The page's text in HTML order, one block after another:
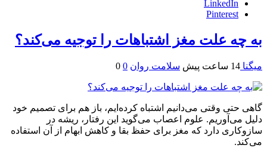
LinkedIn
Pinterest
به چه علت مغز اشتباهات را توجیه می‌کند؟
میگنا 14 ساعت پیش سلامت روان 0
0
گاهی حتی وقتی می‌دانیم اشتباه کرده‌ایم، باز هم برای تصمیم خود
دلیل می‌آوریم. علوم اعصاب می‌گوید این رفتار، ریشه در
سازوکاری دارد که مغز برای حفظ بقا و کاهش ابهام از آن استفاده
می‌کند.